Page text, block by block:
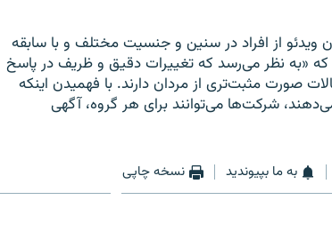
ویدئو از افراد در سنین و جنسیت‌ مختلف و با سابقه
که «به نظر می‌رسد که تغییرات دقیق و ظریف در پاسخ
صورت مثبت‌تری از مردان دارند. با فهمیدن اینکه
شرکت‌ها می‌توانند برای هر گروه، آگهی
به ما بپیوندید نسخه چاپی